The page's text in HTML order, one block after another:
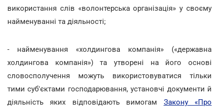
використання слів «волонтерська організація» у своєму
найменуванні та діяльності;
- найменування «холдингова компанія» («державна
холдингова компанія») та утворені на його основі
словосполучення можуть використовуватися тільки
тими суб'єктами господарювання, установчі документи й
діяльність яких відповідають вимогам Закону «Про